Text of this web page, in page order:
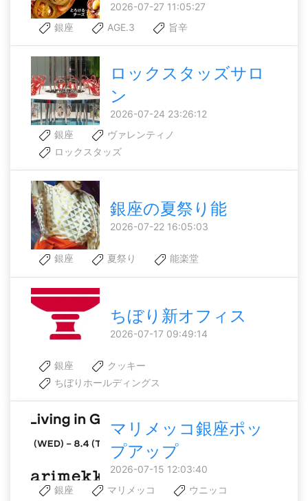
2026-07-27 11:05:27
銀座
AGE.3 旨辛
ロックスタッズサロ
ン
2026-07-24 23:26:12
銀座
ヴァレンティノ
ロックスタッズ
銀座の夏祭り能
2026-07-22 16:05:03
銀座 夏祭り 能楽堂
ちぼり新オフィス
2026-07-17 09:49:14
銀座
クッキー
ちぼりホールディングス
マリメッコ銀座ポッ
プアップ
2026-07-15 12:03:40
銀座
マリメッコ ウニッコ